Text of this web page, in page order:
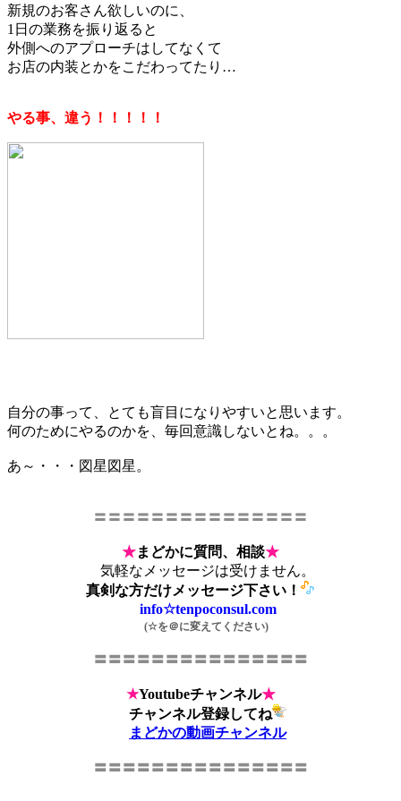
新規のお客さん欲しいのに、
1日の業務を振り返ると
外側へのアプローチはしてなくて
お店の内装とかをこだわってたり…
やる事、違う！！！！！
自分の事って、とても盲目になりやすいと思います。
何のためにやるのかを、毎回意識しないとね。。。
あ～・・・図星図星。
〓〓〓〓〓〓〓〓〓〓〓〓〓〓〓
★まどかに質問、相談★
気軽なメッセージは受けません。
真剣な方だけメッセージ下さい！
info☆tenpoconsul.com
(☆を＠に変えてください)
〓〓〓〓〓〓〓〓〓〓〓〓〓〓〓
★Youtubeチャンネル★
チャンネル登録してね
まどかの動画チャンネル
〓〓〓〓〓〓〓〓〓〓〓〓〓〓〓